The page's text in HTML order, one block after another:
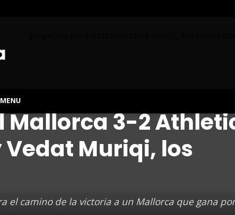
Mallorca 3-2
Vedat Muriqi, los
el camino de la victoria a un Mallorca que gana por